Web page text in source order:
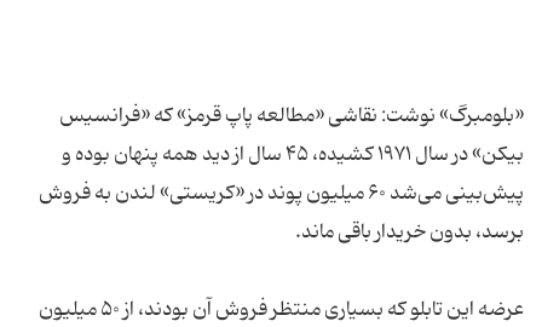
«بلومبرگ» نوشت: نقاشی «مطالعه پاپ قرمز» ‌که «فرانسیس
بیکن» در سال ۱۹۷۱ کشیده، ۴۵ سال از دید همه پنهان بوده و
پیش‌بینی می‌شد ۶۰ میلیون پوند در «کریستی» لندن به فروش
عرضه این تابلو که بسیاری منتظر فروش آن بودند، از ۵۰ میلیون